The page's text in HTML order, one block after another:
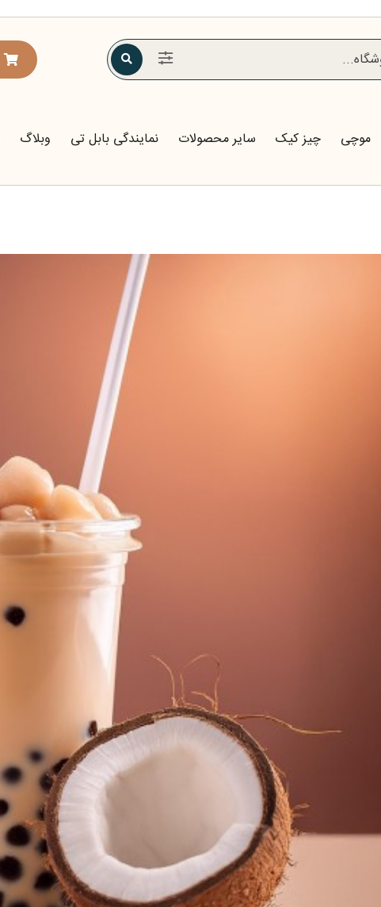
موچی چیز کیک سایر محصولات نمایندگی بابل تی وبلاگ